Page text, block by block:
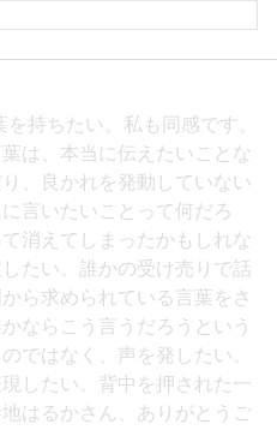
持ちたい。私も同感です。
は、本当に伝えたいことな
、良かれを発動していない
言いたいことって何だろ
消えてしまったかもしれな
たい。誰かの受け売りで話
ら求められている言葉をさ
ならこう言うだろうという
ではなく、声を発したい。
したい。背中を押された一
地はるかさん、ありがとうご